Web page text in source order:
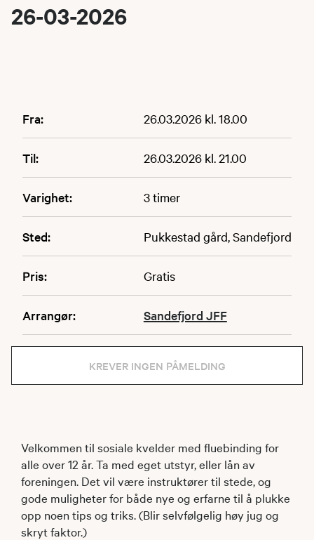
26-03-2026
Fra: 26.03.2026 kl. 18.00
Til: 26.03.2026 kl. 21.00
Varighet: 3 timer
Sted: Pukkestad gård, Sandefjord
Pris: Gratis
Arrangør: Sandefjord JFF
KREVER INGEN PÅMELDING
Velkommen til sosiale kvelder med fluebinding for
alle over 12 år. Ta med eget utstyr, eller lån av
foreningen. Det vil være instruktører til stede, og
gode muligheter for både nye og erfarne til å plukke
opp noen tips og triks. (Blir selvfølgelig høy jug og
skryt faktor.)